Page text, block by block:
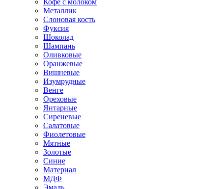
Кофе с молоком
Металлик
Слоновая кость
Фуксия
Шоколад
Шампань
Оливковые
Оранжевые
Вишневые
Изумрудные
Венге
Ореховые
Янтарные
Сиреневые
Салатовые
Фиолетовые
Мятные
Золотые
Синие
Материал
МДФ
Эмаль